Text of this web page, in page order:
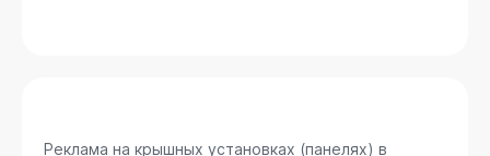
Реклама на крышных установках (панелях) в